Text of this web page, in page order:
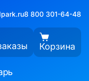
8 800 301-64-48
Корзина